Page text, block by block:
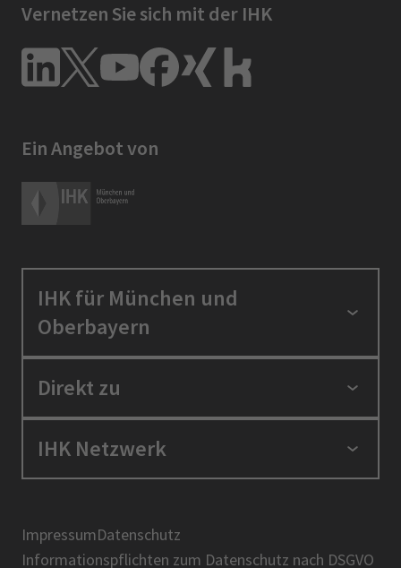
Vernetzen Sie sich mit der IHK
Ein Angebot von
IHK für München und
Oberbayern
Standortpolitik
Berufszugang
Über uns
Direkt zu
Positionen
Presse
IHK-Magazin
IHK Netzwerk
BIHK
DIHK
ImpressumDatenschutz
Informationspflichten zum Datenschutz nach DSGVO